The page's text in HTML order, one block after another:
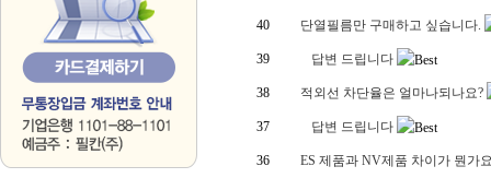
40 단열필름만 구매하고 싶습니다.
39 답변 드립니다
38 적외선 차단율은 얼마나되나요?
37 답변 드립니다
36 ES 제품과 NV제품 차이가 뭔가